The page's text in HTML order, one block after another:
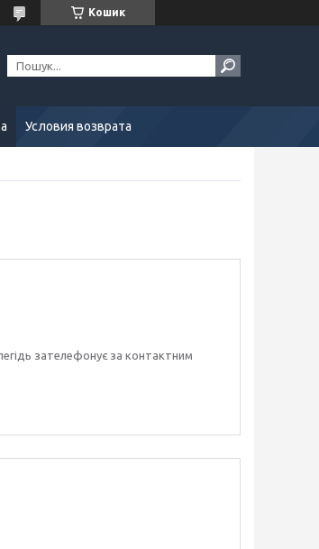
Кошик
Условия возврата
зателефонує за контактним